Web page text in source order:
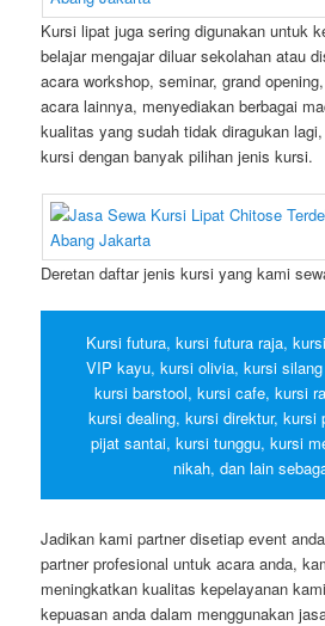
Kursi lipat juga sering digunakan untuk
belajar mengajar diluar sekolahan atau
acara workshop, seminar, grand
acara lainnya, menyediakan berbagai
kualitas yang sudah tidak diragukan
kursi dengan banyak pilihan jenis kursi.
Deretan daftar jenis kursi yang kami
Kursi futura, kursi futura raja,
VIP kayu, kursi olivia, kursi
kursi barstool, kursi cafe, kursi
kursi dealing, kursi direktur, kursi
pijat santai, kursi tunggu, kursi
nikah, dan lain
Jadikan kami partner disetiap event
partner profesional untuk acara anda,
meningkatkan kualitas kepelayanan
kepuasan anda dalam menggunakan